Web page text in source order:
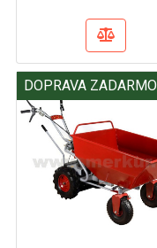
DOPRAVA ZADARMO